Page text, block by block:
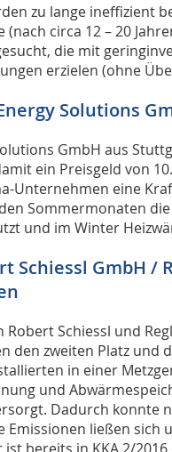
zu lange ineffizient
(nach circa 12 – 20
die mit
erzielen (ohne
Solutions
GmbH aus
ein Preisgeld von
Unternehmen eine
Sommermonaten
und im Winter
Schiessl GmbH /
Schiessl und
den zweiten Platz und
in einer
und
Dadurch konnte
Emissionen ließen sich